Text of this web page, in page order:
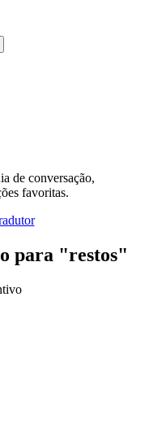
de conversação,
favoritas.
para "restos"